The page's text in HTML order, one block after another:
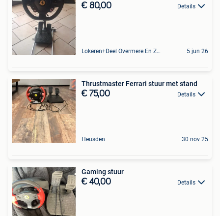
€ 80,00 Details
Lokeren+Deel Overmere En Zele 5 jun 26
Thrustmaster Ferrari stuur met stand
€ 75,00 Details
Heusden 30 nov 25
Gaming stuur
€ 40,00 Details